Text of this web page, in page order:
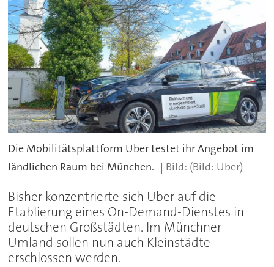
Die Mobilitätsplattform Uber testet ihr Angebot im
ländlichen Raum bei München.
(Bild: Uber)
Bisher konzentrierte sich Uber auf die
Etablierung eines On-Demand-Dienstes in
deutschen Großstädten. Im Münchner
Umland sollen nun auch Kleinstädte
erschlossen werden.